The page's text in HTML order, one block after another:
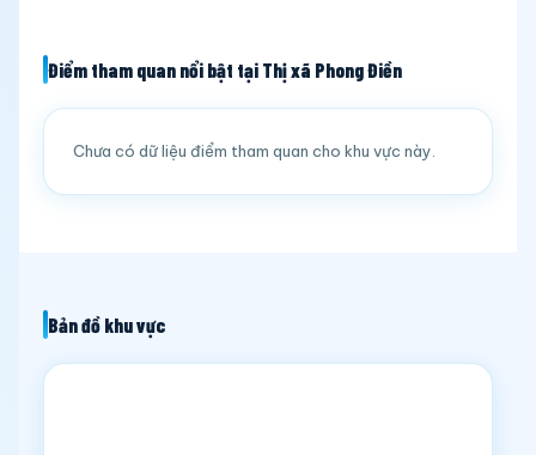
Điểm tham quan nổi bật tại Thị xã Phong Điền
Chưa có dữ liệu điểm tham quan cho khu vực này.
Bản đồ khu vực